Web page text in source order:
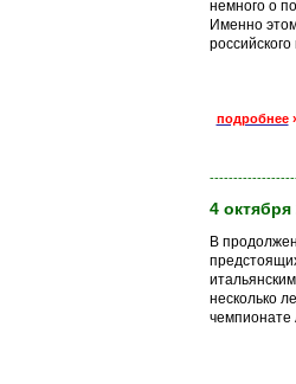
немного о
Именно
подробнее
4 октября
В
несколько
чемпионате